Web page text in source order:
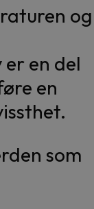
og
en del
en
som